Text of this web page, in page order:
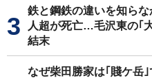
鉄と鋼鉄の違いを知ら
人超が死亡…毛沢東の｢
結末
なぜ柴田勝家は｢賤ケ岳